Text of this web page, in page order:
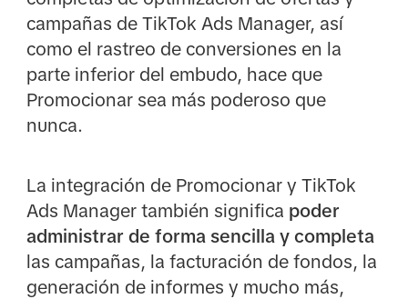
campañas de TikTok Ads Manager, así
como el rastreo de conversiones en la
parte inferior del embudo, hace que
Promocionar sea más poderoso que
nunca.
La integración de Promocionar y TikTok
Ads Manager también significa poder
administrar de forma sencilla y completa
las campañas, la facturación de fondos, la
generación de informes y mucho más,